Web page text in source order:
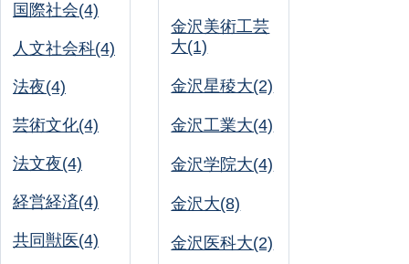
国際社会(4)
人文社会科(4)
法夜(4)
芸術文化(4)
法文夜(4)
経営経済(4)
共同獣医(4)
金沢美術工芸
大(1)
金沢星稜大(2)
金沢工業大(4)
金沢学院大(4)
金沢大(8)
金沢医科大(2)